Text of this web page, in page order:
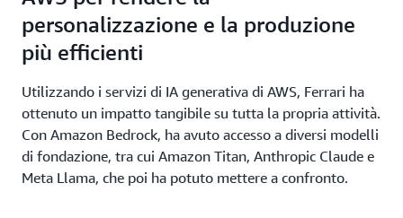
personalizzazione e la produzione
più efficienti
Utilizzando i servizi di IA generativa di AWS, Ferrari ha
ottenuto un impatto tangibile su tutta la propria attività.
Con Amazon Bedrock, ha avuto accesso a diversi modelli
di fondazione, tra cui Amazon Titan, Anthropic Claude e
Meta Llama, che poi ha potuto mettere a confronto.